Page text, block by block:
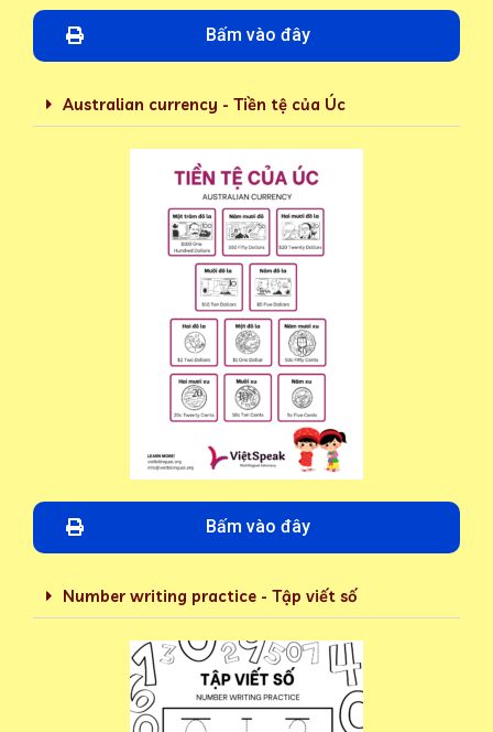
Bấm vào đây
Australian currency - Tiền tệ của Úc
Bấm vào đây
Number writing practice - Tập viết số